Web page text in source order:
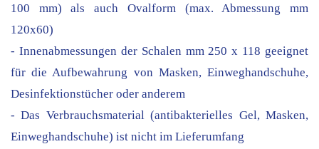
100 mm) als auch Ovalform (max. Abmessung mm
120x60)
- Innenabmessungen der Schalen mm 250 x 118 geeignet
für die Aufbewahrung von Masken, Einweghandschuhe,
Desinfektionstücher oder anderem
- Das Verbrauchsmaterial (antibakterielles Gel, Masken,
Einweghandschuhe) ist nicht im Lieferumfang